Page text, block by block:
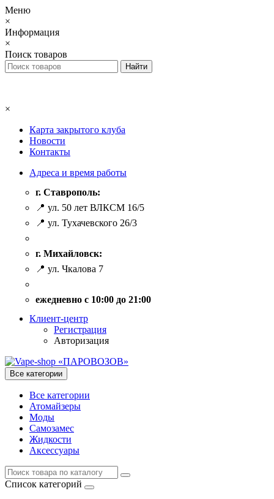
Меню
×
Информация
×
Поиск товаров
×
Карта закрытого клуба
Новости
Контакты
Адреса и время работы
г. Ставрополь:
📍 ул. 50 лет ВЛКСМ 16/5
📍 ул. Тухачевского 26/3
г. Михайловск:
📍 ул. Чкалова 7
ежедневно с 10:00 до 21:00
Клиент-центр
Регистрация
Авторизация
Все категории
Все категории
Атомайзеры
Моды
Самозамес
Жидкости
Аксессуары
Список категорий